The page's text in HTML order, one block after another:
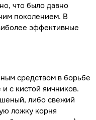
что было давно
поколением. В
эффективные
средством в борьбе
с кистой яичников.
либо свежий
ложку корня